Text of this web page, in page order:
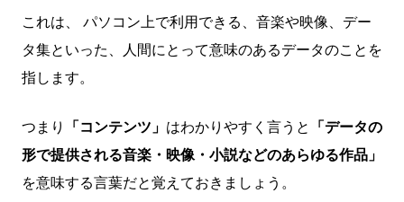
これは、 パソコン上で利用できる、音楽や映像、デー
タ集といった、人間にとって意味のあるデータのことを
指します。
つまり 「コンテンツ」 はわかりやすく言うと
「データの
形で提供される音楽・映像・小説などのあらゆる作品」
を意味する言葉だと覚えておきましょう。